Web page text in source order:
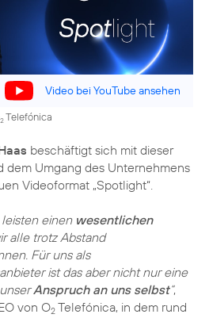
Video bei YouTube ansehen
2Telefónica
beschäftigt sich mit dieser
dem Umgang des Unternehmens
Videoformat „Spotlight“.
leisten einen wesentlichen
alle trotz Abstand
Für uns als
ist das aber nicht nur eine
Anspruch an uns selbst“,
von O2 Telefónica, in dem rund